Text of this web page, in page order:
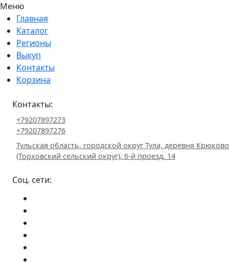
Меню
Главная
Каталог
Регионы
Выкуп
Контакты
Корзина
Контакты:
+79207897273
+79207897276
Тульская область, городской округ Тула, деревня Крюково
(Торховский сельский округ), 6-й проезд, 14
Соц. сети: